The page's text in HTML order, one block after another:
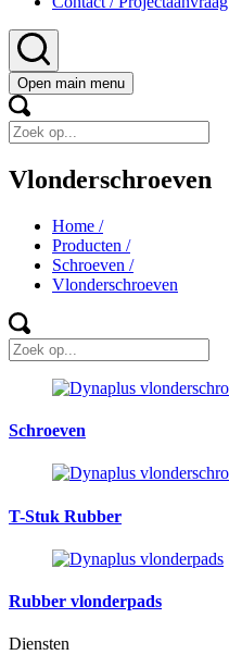
Open main menu
Vlonderschroeven
Home /
Producten /
Schroeven /
Vlonderschroeven
Schroeven
T-Stuk Rubber
Rubber vlonderpads
Diensten